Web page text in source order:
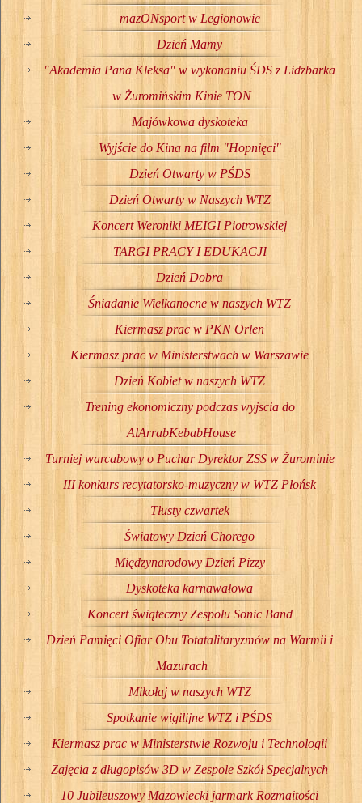
mazONsport w Legionowie
Dzień Mamy
"Akademia Pana Kleksa" w wykonaniu ŚDS z Lidzbarka
w Żuromińskim Kinie TON
Majówkowa dyskoteka
Wyjście do Kina na film "Hopnięci"
Dzień Otwarty w PŚDS
Dzień Otwarty w Naszych WTZ
Koncert Weroniki MEIGI Piotrowskiej
TARGI PRACY I EDUKACJI
Dzień Dobra
Śniadanie Wielkanocne w naszych WTZ
Kiermasz prac w PKN Orlen
Kiermasz prac w Ministerstwach w Warszawie
Dzień Kobiet w naszych WTZ
Trening ekonomiczny podczas wyjscia do
AlArrabKebabHouse
Turniej warcabowy o Puchar Dyrektor ZSS w Żurominie
III konkurs recytatorsko-muzyczny w WTZ Płońsk
Tłusty czwartek
Światowy Dzień Chorego
Międzynarodowy Dzień Pizzy
Dyskoteka karnawałowa
Koncert świąteczny Zespołu Sonic Band
Dzień Pamięci Ofiar Obu Totatalitaryzmów na Warmii i
Mazurach
Mikołaj w naszych WTZ
Spotkanie wigilijne WTZ i PŚDS
Kiermasz prac w Ministerstwie Rozwoju i Technologii
Zajęcia z długopisów 3D w Zespole Szkół Specjalnych
10 Jubileuszowy Mazowiecki jarmark Rozmaitości